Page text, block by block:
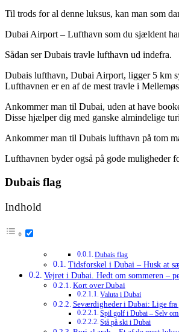
Til trods for al denne luksus, kan man som
Dubai Airport – Lufthavn som du sjældent
Sådan ser Dubais travle lufthavn ud indefra.
Dubais lufthavn, Dubai Airport, ligger 5 km
Lufthavnen er en af de mest travle i
Ankommer man til Dubai, uden at have
Disse hjælper dig med ganske almindelige
Ankommer man til Dubais lufthavn på tom
Lufthavnen byder også på gode muligheder
Dubais flag
Indhold
Dubais flag
Tidsforskel i Dubai – Husk at
Vejret i Dubai. Hedt om sommeren –
Kort over Dubai
Valuta i Dubai
Seværdigheder i Dubai: Lige
Spil golf i Dubai – Selv om
Stå på ski i Dubai